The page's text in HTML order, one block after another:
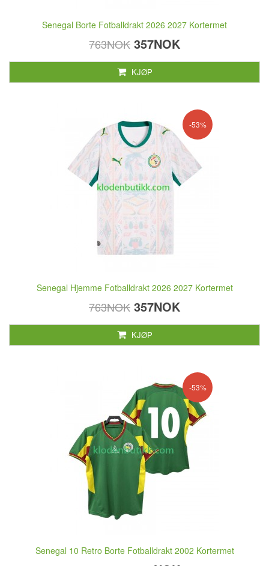
Senegal Borte Fotballdrakt 2026 2027 Kortermet
763NOK 357NOK
KJØP
-53%
Senegal Hjemme Fotballdrakt 2026 2027 Kortermet
763NOK 357NOK
KJØP
-53%
Senegal 10 Retro Borte Fotballdrakt 2002 Kortermet